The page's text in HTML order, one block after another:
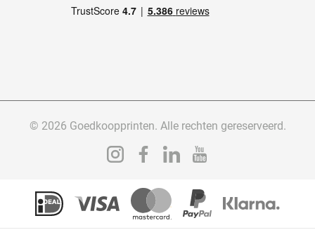
© 2026 Goedkoopprinten. Alle rechten gereserveerd.